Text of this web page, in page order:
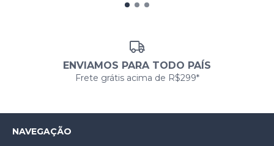
ENVIAMOS PARA TODO PAÍS
Frete grátis acima de R$299*
NAVEGAÇÃO